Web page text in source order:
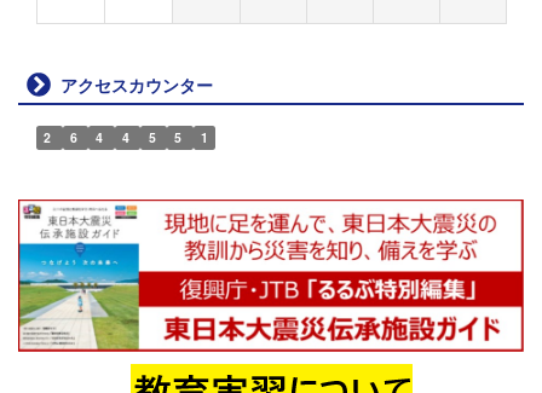
アクセスカウンター
2 6 4 4 5 5 1